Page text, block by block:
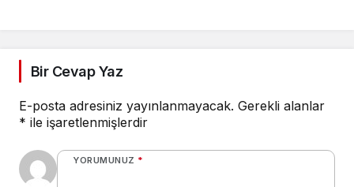
Bir Cevap Yaz
E-posta adresiniz yayınlanmayacak. Gerekli alanlar
* ile işaretlenmişlerdir
YORUMUNUZ *